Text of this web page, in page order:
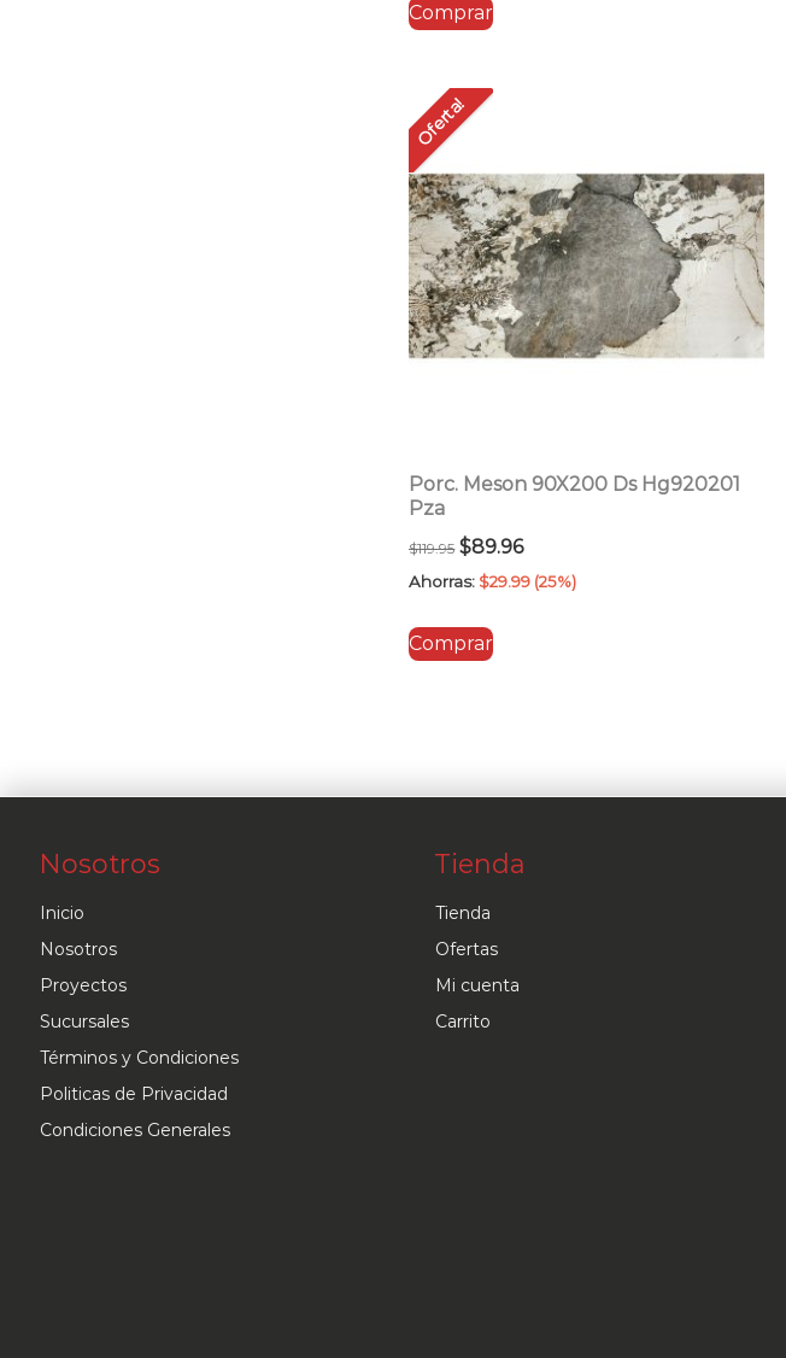
era:
Comprar
Oferta!
Porc. Meson 90X200 Ds Hg920201
Pza
$119.95 El
precio
era:
$89.96El
precio
Ahorras: $29.99 (25%)
Comprar
Nosotros
Inicio
Nosotros
Proyectos
Sucursales
Términos y Condiciones
Politicas de Privacidad
Condiciones Generales
Tienda
Tienda
Ofertas
Mi cuenta
Carrito